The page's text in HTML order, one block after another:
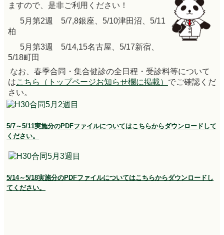
ますので、是非ご利用ください！
5月第2週 5/7,8銀座、5/10津田沼、5/11
柏
5月第3週 5/14,15名古屋、5/17新宿、
5/18町田
なお、春季合同・集合健診の全日程・受診料等について
はこちら（トップページお知らせ欄に掲載） でご確認くだ
さい。
5/7～5/11実施分のPDFファイルについてはこちらからダウンロードして
ください。
5/14～5/18実施分のPDFファイルについてはこちらからダウンロードし
てください。